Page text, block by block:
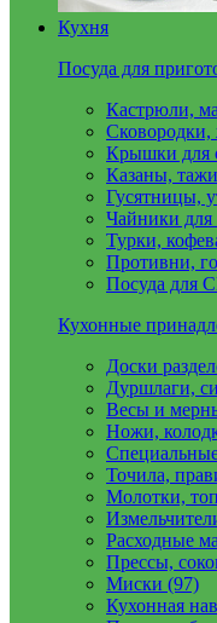
Кухня
Посуда для
Кастрюли,
Крышки для
Казаны,
Гусятницы,
Чайники для
Турки,
Противни,
Посуда для
Кухонные
Доски
Дуршлаги,
Весы и
Ножи,
Точила,
Молотки,
Расходные
Прессы,
Миски (97)
Кухонная